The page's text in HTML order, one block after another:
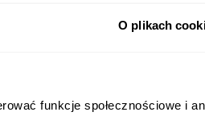
O plikach
funkcje społecznościowe i